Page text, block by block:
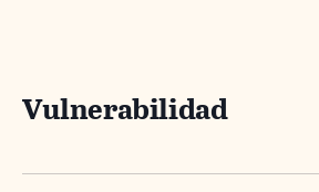
Vulnerabilidad